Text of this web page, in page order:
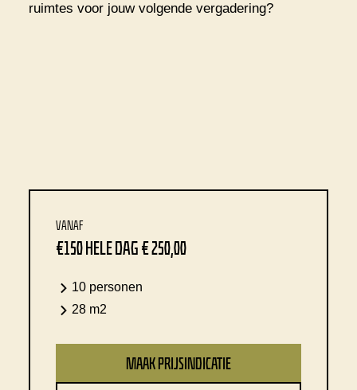
ruimtes voor jouw volgende vergadering?
VANAF
€150HELE DAG € 250,00
10 personen
28 m2
MAAK PRIJSINDICATIE